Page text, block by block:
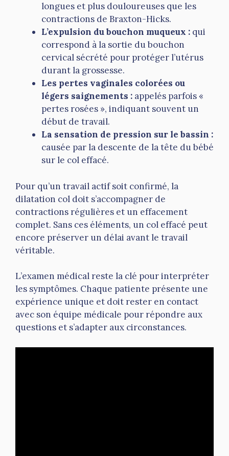
longues et plus douloureuses que les
contractions de Braxton-Hicks.
L’expulsion du bouchon muqueux : qui
correspond à la sortie du bouchon
cervical sécrété pour protéger l’utérus
durant la grossesse.
Les pertes vaginales colorées ou
légers saignements : appelés parfois «
pertes rosées », indiquant souvent un
début de travail.
La sensation de pression sur le bassin :
causée par la descente de la tête du bébé
sur le col effacé.
Pour qu’un travail actif soit confirmé, la
dilatation col doit s’accompagner de
contractions régulières et un effacement
complet. Sans ces éléments, un col effacé peut
encore préserver un délai avant le travail
véritable.
L’examen médical reste la clé pour interpréter
les symptômes. Chaque patiente présente une
expérience unique et doit rester en contact
avec son équipe médicale pour répondre aux
questions et s’adapter aux circonstances.